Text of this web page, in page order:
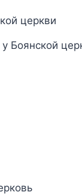
Боянской